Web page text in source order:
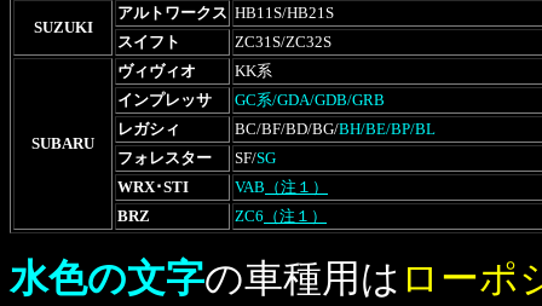
SUZUKI
アルトワークス HB11S/HB21S
スイフト
ZC31S/ZC32S
SUBARU
ヴィヴィオ
KK系
インプレッサ
GC系/GDA/GDB/GRB
レガシィ
BC/BF/BD/BG/BH/BE/BP/BL
フォレスター
SF/SG
WRX･STI
VAB （注１）
BRZ
ZC6 （注１）
水色の文字の車種用は ローポ